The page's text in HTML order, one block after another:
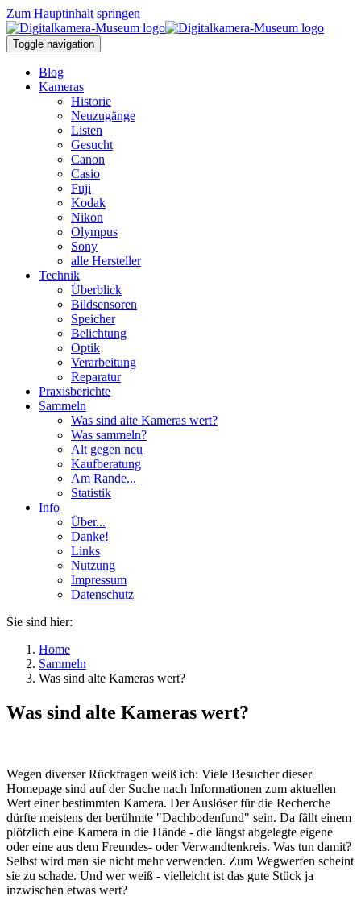
Zum Hauptinhalt springen
Toggle navigation
Blog
Kameras
Historie
Neuzugänge
Listen
Gesucht
Canon
Casio
Fuji
Kodak
Nikon
Olympus
Sony
alle Hersteller
Technik
Überblick
Bildsensoren
Speicher
Belichtung
Optik
Verarbeitung
Reparatur
Praxisberichte
Sammeln
Was sind alte Kameras wert?
Was sammeln?
Alt gegen neu
Kaufberatung
Am Rande...
Statistik
Info
Über...
Danke!
Links
Nutzung
Impressum
Datenschutz
Sie sind hier:
Home
Sammeln
Was sind alte Kameras wert?
Was sind alte Kameras wert?
Wegen diverser Rückfragen weiß ich: Viele Besucher dieser
Homepage sind auf der Suche nach Informationen zum aktuellen
Wert einer bestimmten Kamera. Der Auslöser für die Recherche
dürfte meistens der berühmte "Dachbodenfund" sein. Da fällt einem
plötzlich eine Kamera in die Hände - die längst abgelegte eigene
oder eine aus dem Freundes- oder Verwandtenkreis. Was tun damit?
Selbst wird man sie nicht mehr verwenden. Zum Wegwerfen scheint
sie zu schade. Und wer weiß - vielleicht ist das gute Stück ja
inzwischen etwas wert?